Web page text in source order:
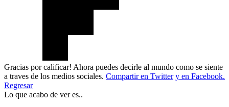
Gracias por calificar! Ahora puedes decirle al mundo como se siente
a traves de los medios sociales. Compartir en Twitter y en Facebook.
Regresar
Lo que acabo de ver es..